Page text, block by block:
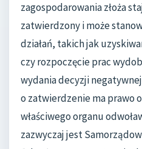
zagospodarowania złoża
zatwierdzony i może
działań, takich jak
czy rozpoczęcie prac
wydania decyzji
o zatwierdzenie ma prawo
właściwego organu
zazwyczaj jest